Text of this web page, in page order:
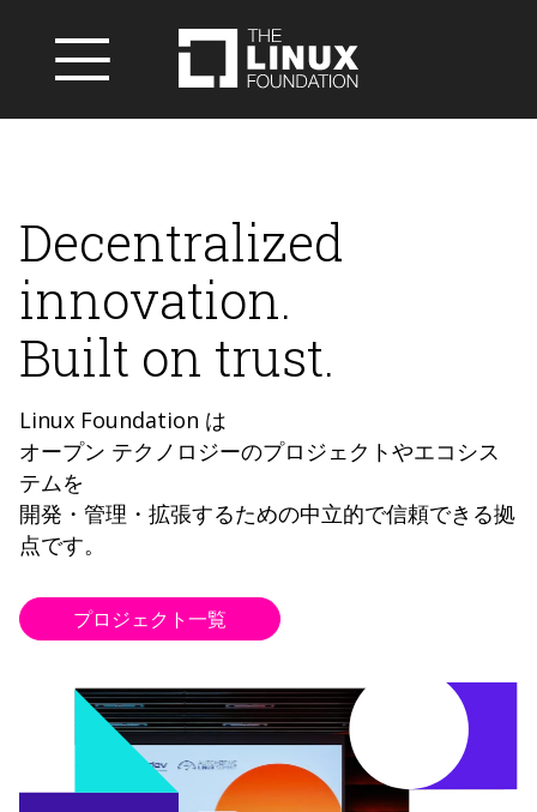
Decentralized
innovation.
Built on trust.
Linux Foundation は
オープン テクノロジーのプロジェクトやエコシス
テムを
開発・管理・拡張するための中立的で信頼できる拠
点です。
プロジェクト一覧